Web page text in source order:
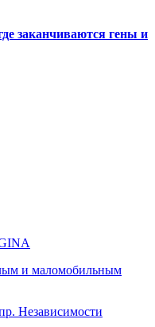
заканчиваются гены и
и маломобильным
Независимости